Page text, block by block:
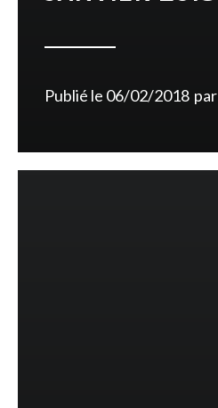
Publié le 06/02/2018 par